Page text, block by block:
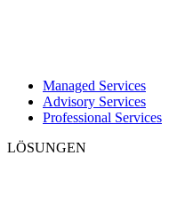
Managed Services
Advisory Services
Professional Services
LÖSUNGEN